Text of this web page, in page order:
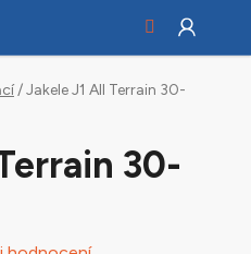
/Jakele J1 All Terrain 30-
30-